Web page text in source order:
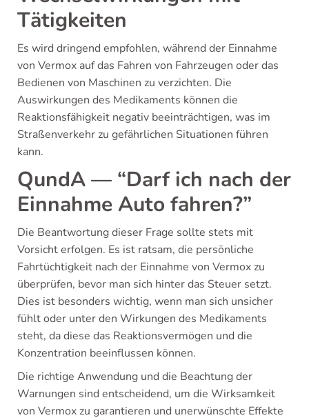
Tätigkeiten
Es wird dringend empfohlen, während der Einnahme
von Vermox auf das Fahren von Fahrzeugen oder das
Bedienen von Maschinen zu verzichten. Die
Auswirkungen des Medikaments können die
Reaktionsfähigkeit negativ beeinträchtigen, was im
Straßenverkehr zu gefährlichen Situationen führen
kann.
QundA — “Darf ich nach der
Einnahme Auto fahren?”
Die Beantwortung dieser Frage sollte stets mit
Vorsicht erfolgen. Es ist ratsam, die persönliche
Fahrtüchtigkeit nach der Einnahme von Vermox zu
überprüfen, bevor man sich hinter das Steuer setzt.
Dies ist besonders wichtig, wenn man sich unsicher
fühlt oder unter den Wirkungen des Medikaments
steht, da diese das Reaktionsvermögen und die
Konzentration beeinflussen können.
Die richtige Anwendung und die Beachtung der
Warnungen sind entscheidend, um die Wirksamkeit
von Vermox zu garantieren und unerwünschte Effekte